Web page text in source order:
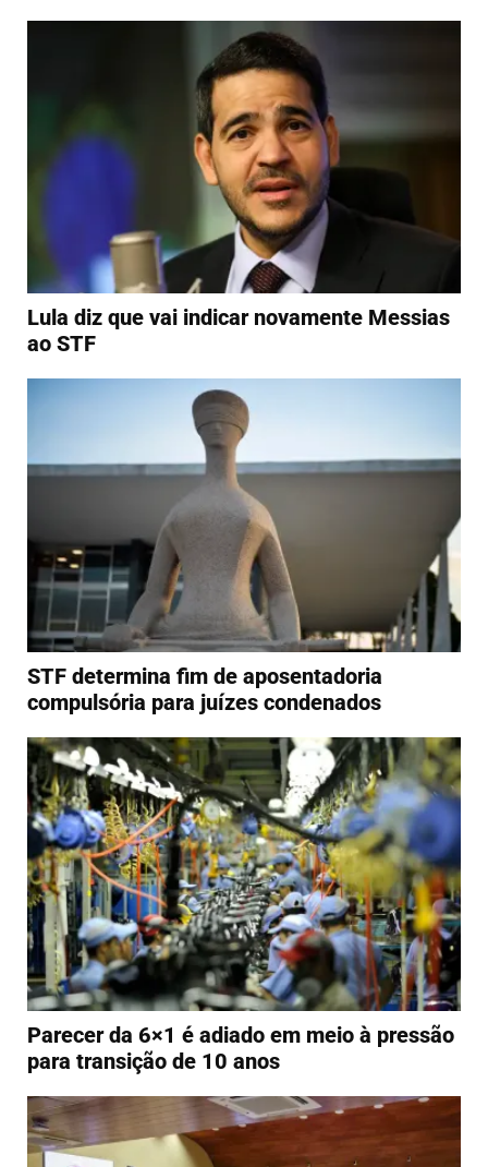
Lula diz que vai indicar novamente Messias
ao STF
STF determina fim de aposentadoria
compulsória para juízes condenados
Parecer da 6×1 é adiado em meio à pressão
para transição de 10 anos